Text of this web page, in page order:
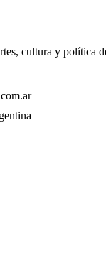
cultura y política